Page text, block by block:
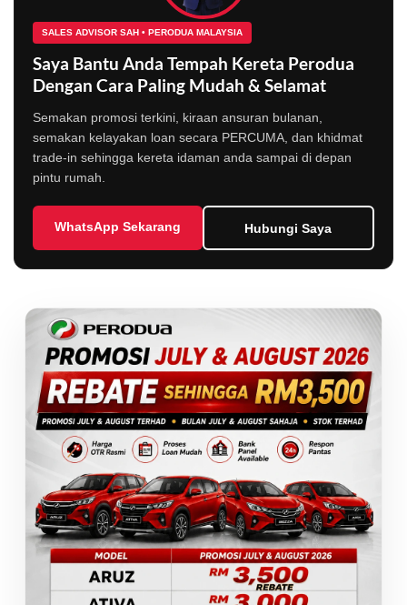
SALES ADVISOR SAH • PERODUA MALAYSIA
Saya Bantu Anda Tempah Kereta Perodua
Dengan Cara Paling Mudah & Selamat
Semakan promosi terkini, kiraan ansuran bulanan,
semakan kelayakan loan secara PERCUMA, dan khidmat
trade-in sehingga kereta idaman anda sampai di depan
pintu rumah.
WhatsApp Sekarang Hubungi Saya